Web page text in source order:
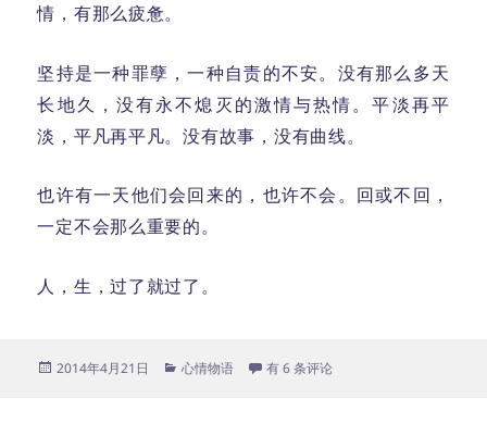
情，有那么疲惫。
坚持是一种罪孽，一种自责的不安。没有那么多天
长地久，没有永不熄灭的激情与热情。平淡再平
淡，平凡再平凡。没有故事，没有曲线。
也许有一天他们会回来的，也许不会。回或不回，
一定不会那么重要的。
人，生，过了就过了。
发
2014年4月21日
分
心情物语 被遗弃的博客
有 6 条评论